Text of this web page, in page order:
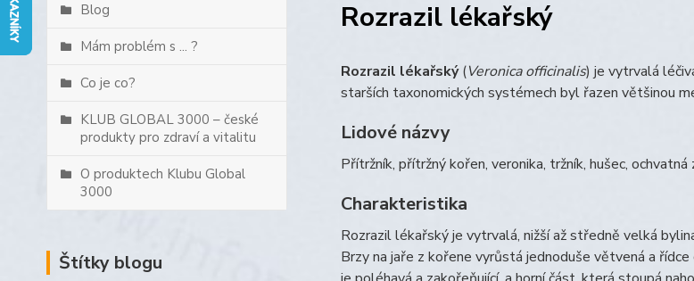
Blog
Mám problém s ... ?
Co je co?
KLUB GLOBAL 3000 – české
produkty pro zdraví a vitalitu
O produktech Klubu Global
3000
Štítky blogu
Rozrazil lékařský
Rozrazil lékařský(Veronica officinalis) je vytrvalá
starších taxonomických systémech byl řazen většinou
Lidové názvy
Přítržník, přítržný kořen, veronika, tržník, hušec,
Charakteristika
Rozrazil lékařský je vytrvalá, nižší až středně velká
Brzy na jaře z kořene vyrůstá jednoduše větvená a